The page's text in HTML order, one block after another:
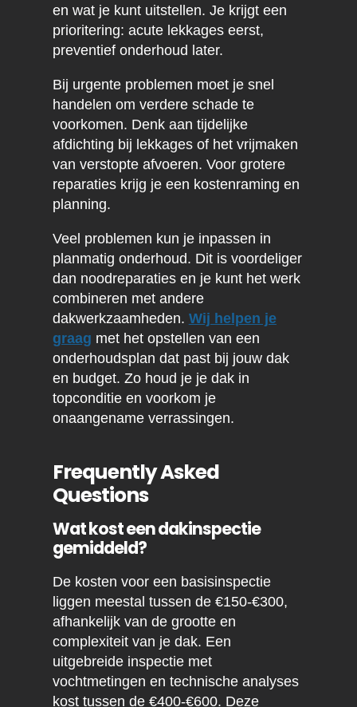
en wat je kunt uitstellen. Je krijgt een
prioritering: acute lekkages eerst,
preventief onderhoud later.
Bij urgente problemen moet je snel
handelen om verdere schade te
voorkomen. Denk aan tijdelijke
afdichting bij lekkages of het vrijmaken
van verstopte afvoeren. Voor grotere
reparaties krijg je een kostenraming en
planning.
Veel problemen kun je inpassen in
planmatig onderhoud. Dit is voordeliger
dan noodreparaties en je kunt het werk
combineren met andere
dakwerkzaamheden. Wij helpen je
graag met het opstellen van een
onderhoudsplan dat past bij jouw dak
en budget. Zo houd je je dak in
topconditie en voorkom je
onaangename verrassingen.
Frequently Asked
Questions
Wat kost een dakinspectie
gemiddeld?
De kosten voor een basisinspectie
liggen meestal tussen de €150-€300,
afhankelijk van de grootte en
complexiteit van je dak. Een
uitgebreide inspectie met
vochtmetingen en technische analyses
kost tussen de €400-€600. Deze